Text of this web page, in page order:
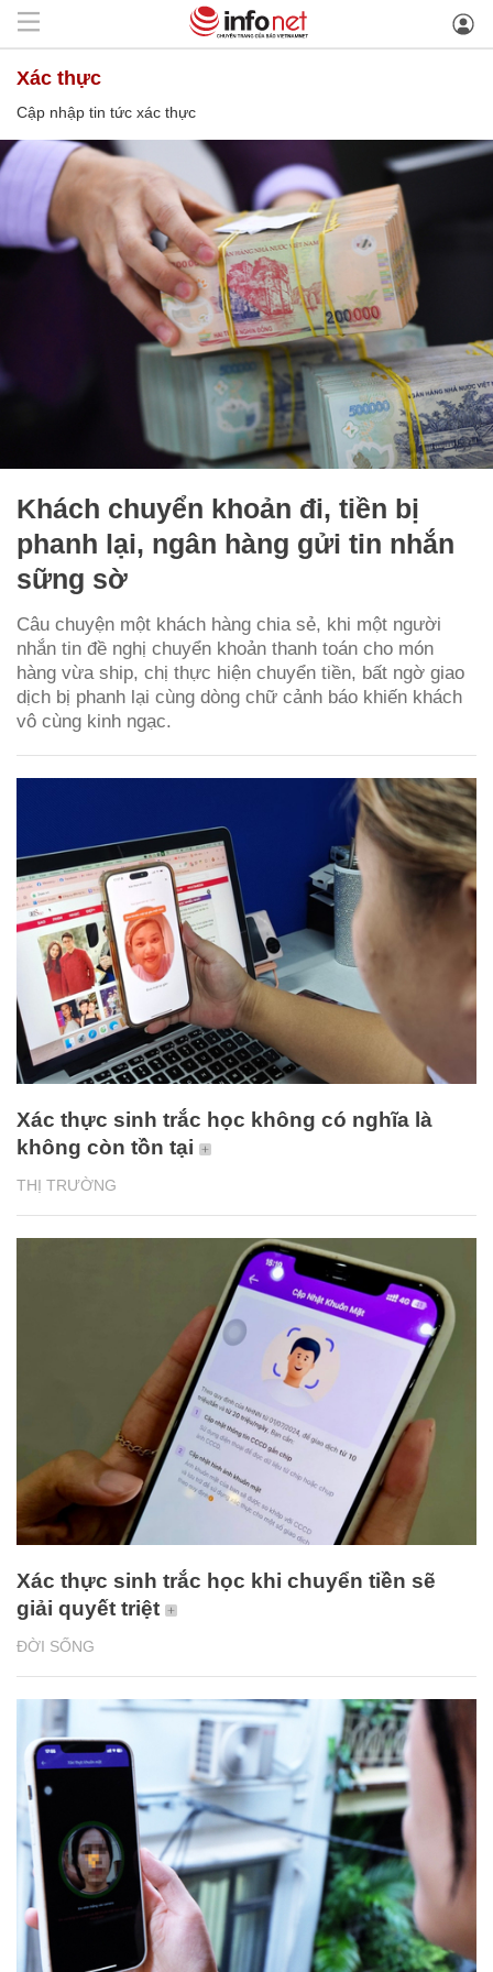
xác thực
Cập nhập tin tức xác thực
Khách chuyển khoản đi, tiền bị
phanh lại, ngân hàng gửi tin nhắn
sững sờ
Câu chuyện một khách hàng chia sẻ, khi một người
nhắn tin đề nghị chuyển khoản thanh toán cho món
hàng vừa ship, chị thực hiện chuyển tiền, bất ngờ giao
dịch bị phanh lại cùng dòng chữ cảnh báo khiến khách
vô cùng kinh ngạc.
THỊ TRƯỜNG
Xác thực sinh trắc học không có nghĩa là
không còn tồn tại
ĐỜI SỐNG
Xác thực sinh trắc học khi chuyển tiền sẽ
giải quyết triệt